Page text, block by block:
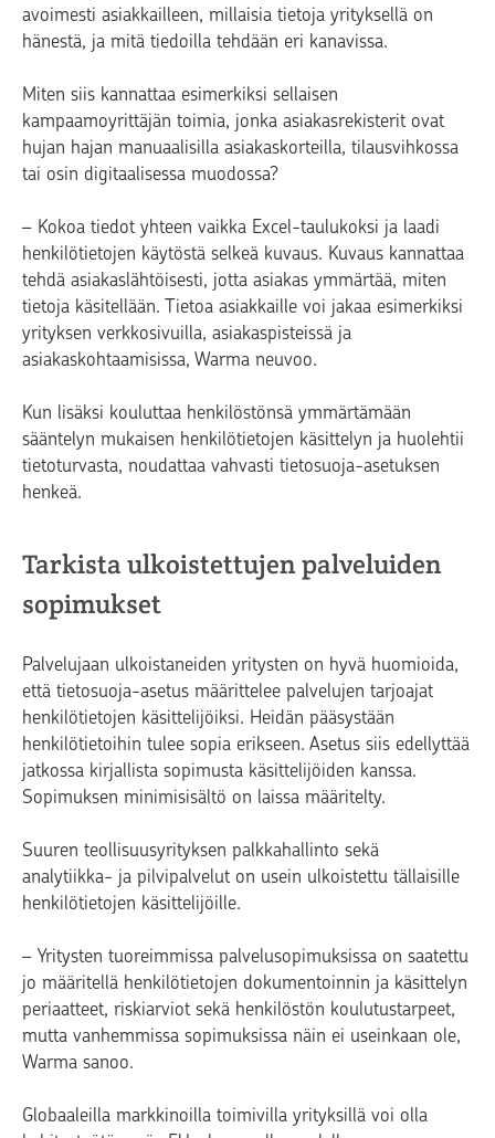
avoimesti asiakkailleen, millaisia tietoja yrityksellä on
hänestä, ja mitä tiedoilla tehdään eri kanavissa.
Miten siis kannattaa esimerkiksi sellaisen
kampaamoyrittäjän toimia, jonka asiakasrekisterit ovat
hujan hajan manuaalisilla asiakaskorteilla, tilausvihkossa
tai osin digitaalisessa muodossa?
– Kokoa tiedot yhteen vaikka Excel-taulukoksi ja laadi
henkilötietojen käytöstä selkeä kuvaus. Kuvaus kannattaa
tehdä asiakaslähtöisesti, jotta asiakas ymmärtää, miten
tietoja käsitellään. Tietoa asiakkaille voi jakaa esimerkiksi
yrityksen verkkosivuilla, asiakaspisteissä ja
asiakaskohtaamisissa, Warma neuvoo.
Kun lisäksi kouluttaa henkilöstönsä ymmärtämään
sääntelyn mukaisen henkilötietojen käsittelyn ja huolehtii
tietoturvasta, noudattaa vahvasti tietosuoja-asetuksen
henkeä.
Tarkista ulkoistettujen palveluiden
sopimukset
Palvelujaan ulkoistaneiden yritysten on hyvä huomioida,
että tietosuoja-asetus määrittelee palvelujen tarjoajat
henkilötietojen käsittelijöiksi. Heidän pääsystään
henkilötietoihin tulee sopia erikseen. Asetus siis edellyttää
jatkossa kirjallista sopimusta käsittelijöiden kanssa.
Sopimuksen minimisisältö on laissa määritelty.
Suuren teollisuusyrityksen palkkahallinto sekä
analytiikka- ja pilvipalvelut on usein ulkoistettu tällaisille
henkilötietojen käsittelijöille.
– Yritysten tuoreimmissa palvelusopimuksissa on saatettu
jo määritellä henkilötietojen dokumentoinnin ja käsittelyn
periaatteet, riskiarviot sekä henkilöstön koulutustarpeet,
mutta vanhemmissa sopimuksissa näin ei useinkaan ole,
Warma sanoo.
Globaaleilla markkinoilla toimivilla yrityksillä voi olla